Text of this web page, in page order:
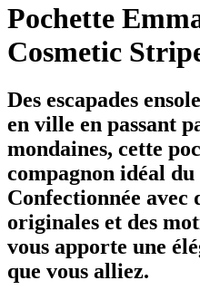
Pochette
Cosmetic
Des escapades
en ville en passant
mondaines, cette
compagnon idéal
Confectionnée avec
originales et des
vous apporte une
que vous alliez.